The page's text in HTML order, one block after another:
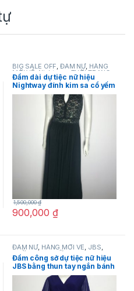
BIG SALE OFF,ĐẦM NỮ, HÀNG
MỚI VỀ, Nightway THỜI TRANG
NỮ
Đầm dài dự tiệc nữ hiệu
Nightway đính kim sa cổ yếm
không tay khoét ngực màu
xanh size 8P chính hãng
900,000 ₫
1,500,000₫
ĐẦM NỮ, HÀNG MỚI VỀ, JBS,
THỜI TRANG NỮ
Đầm công sở dự tiệc nữ hiệu
JBS bằng thun tay ngắn bánh
bèo màu xanh viền cườm ở
tay áo size S chính hãng